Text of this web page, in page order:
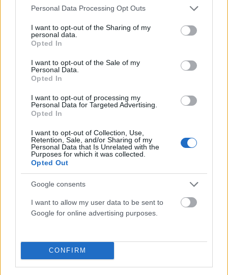
Please note that this website/app uses one or more Google
not limited to your visit or usage behaviour. You may click to
grant or deny consent to Google and its third-party tags to
use your data for below specified purposes in below Google
consent section.
Personal Data Processing Opt Outs
I want to opt-out of the Sharing of my
personal data.
Opted In
I want to opt-out of the Sale of my
Personal Data.
Opted In
I want to opt-out of processing my
Personal Data for Targeted Advertising.
Opted In
I want to opt-out of Collection, Use,
Retention, Sale, and/or Sharing of my
Personal Data that Is Unrelated with the
Purposes for which it was collected.
Opted Out
Google consents
I want to allow my user data to be sent to
Google for online advertising purposes.
CONFIRM
Από τον Michael… στο πλευρό του Will Smith: Ο Jaafar
Jackson γράφει το επόμενο κεφάλαιο
ΑΝΑΡΤΗΘΗΚΕ ΑΠΟ ΣΤΈΛΛΑ ΛΊΤΑΙΝΑ